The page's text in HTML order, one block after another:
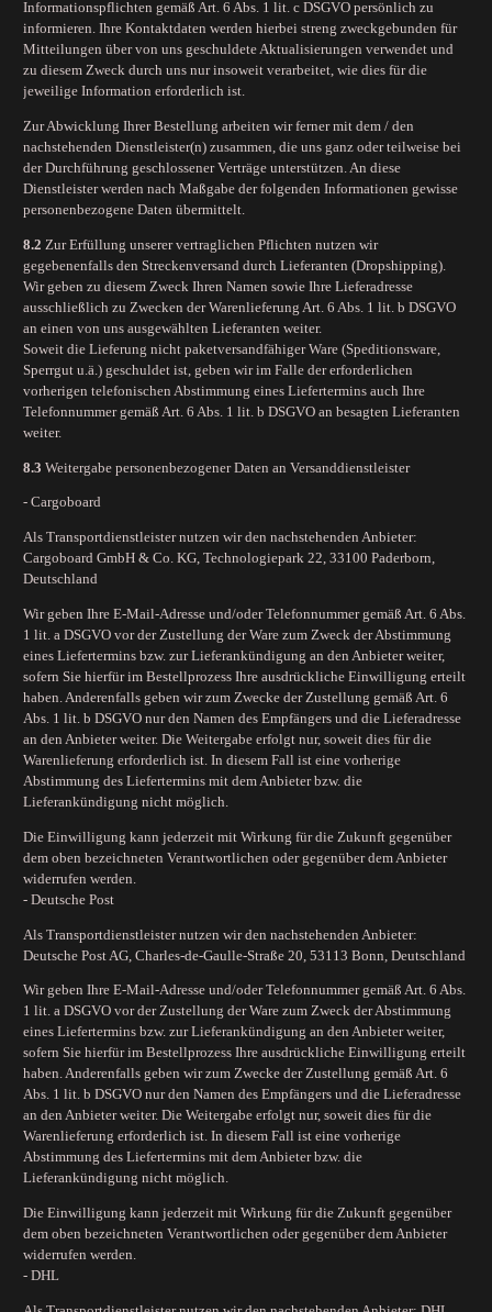
Informationspflichten gemäß Art. 6 Abs. 1 lit. c DSGVO persönlich zu
informieren. Ihre Kontaktdaten werden hierbei streng zweckgebunden für
Mitteilungen über von uns geschuldete Aktualisierungen verwendet und
zu diesem Zweck durch uns nur insoweit verarbeitet, wie dies für die
jeweilige Information erforderlich ist.
Zur Abwicklung Ihrer Bestellung arbeiten wir ferner mit dem / den
nachstehenden Dienstleister(n) zusammen, die uns ganz oder teilweise bei
der Durchführung geschlossener Verträge unterstützen. An diese
Dienstleister werden nach Maßgabe der folgenden Informationen gewisse
personenbezogene Daten übermittelt.
8.2 Zur Erfüllung unserer vertraglichen Pflichten nutzen wir
gegebenenfalls den Streckenversand durch Lieferanten (Dropshipping).
Wir geben zu diesem Zweck Ihren Namen sowie Ihre Lieferadresse
ausschließlich zu Zwecken der Warenlieferung Art. 6 Abs. 1 lit. b DSGVO
an einen von uns ausgewählten Lieferanten weiter.
Soweit die Lieferung nicht paketversandfähiger Ware (Speditionsware,
Sperrgut u.ä.) geschuldet ist, geben wir im Falle der erforderlichen
vorherigen telefonischen Abstimmung eines Liefertermins auch Ihre
Telefonnummer gemäß Art. 6 Abs. 1 lit. b DSGVO an besagten Lieferanten
weiter.
8.3 Weitergabe personenbezogener Daten an Versanddienstleister
- Cargoboard
Als Transportdienstleister nutzen wir den nachstehenden Anbieter:
Cargoboard GmbH & Co. KG, Technologiepark 22, 33100 Paderborn,
Deutschland
Wir geben Ihre E-Mail-Adresse und/oder Telefonnummer gemäß Art. 6 Abs.
1 lit. a DSGVO vor der Zustellung der Ware zum Zweck der Abstimmung
eines Liefertermins bzw. zur Lieferankündigung an den Anbieter weiter,
sofern Sie hierfür im Bestellprozess Ihre ausdrückliche Einwilligung erteilt
haben. Anderenfalls geben wir zum Zwecke der Zustellung gemäß Art. 6
Abs. 1 lit. b DSGVO nur den Namen des Empfängers und die Lieferadresse
an den Anbieter weiter. Die Weitergabe erfolgt nur, soweit dies für die
Warenlieferung erforderlich ist. In diesem Fall ist eine vorherige
Abstimmung des Liefertermins mit dem Anbieter bzw. die
Lieferankündigung nicht möglich.
Die Einwilligung kann jederzeit mit Wirkung für die Zukunft gegenüber
dem oben bezeichneten Verantwortlichen oder gegenüber dem Anbieter
widerrufen werden.
- Deutsche Post
Als Transportdienstleister nutzen wir den nachstehenden Anbieter:
Deutsche Post AG, Charles-de-Gaulle-Straße 20, 53113 Bonn, Deutschland
Wir geben Ihre E-Mail-Adresse und/oder Telefonnummer gemäß Art. 6 Abs.
1 lit. a DSGVO vor der Zustellung der Ware zum Zweck der Abstimmung
eines Liefertermins bzw. zur Lieferankündigung an den Anbieter weiter,
sofern Sie hierfür im Bestellprozess Ihre ausdrückliche Einwilligung erteilt
haben. Anderenfalls geben wir zum Zwecke der Zustellung gemäß Art. 6
Abs. 1 lit. b DSGVO nur den Namen des Empfängers und die Lieferadresse
an den Anbieter weiter. Die Weitergabe erfolgt nur, soweit dies für die
Warenlieferung erforderlich ist. In diesem Fall ist eine vorherige
Abstimmung des Liefertermins mit dem Anbieter bzw. die
Lieferankündigung nicht möglich.
Die Einwilligung kann jederzeit mit Wirkung für die Zukunft gegenüber
dem oben bezeichneten Verantwortlichen oder gegenüber dem Anbieter
widerrufen werden.
- DHL